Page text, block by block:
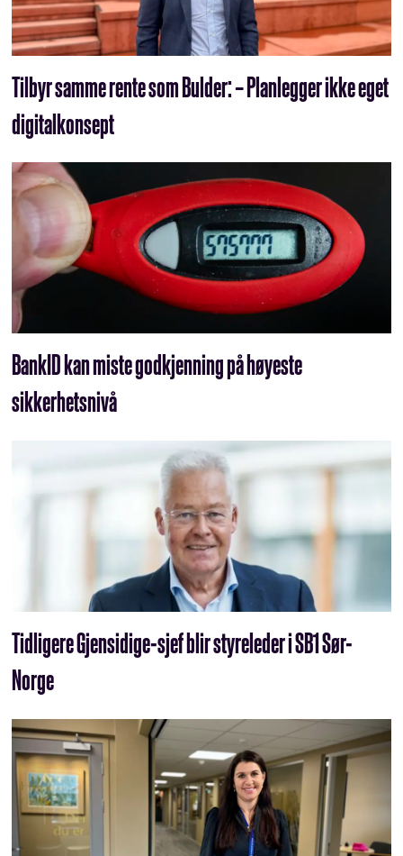
Tilbyr samme rente som Bulder: – Planlegger ikke eget
digitalkonsept
BankID kan miste godkjenning på høyeste
sikkerhetsnivå
Tidligere Gjensidige-sjef blir styreleder i SB1 Sør-
Norge